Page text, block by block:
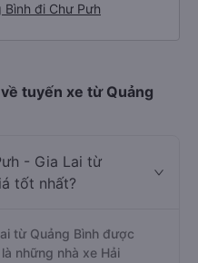
đi Chư Pưh
tuyến xe từ Quảng
- Gia Lai từ
tốt nhất?
từ Quảng Bình được
những nhà xe Hải